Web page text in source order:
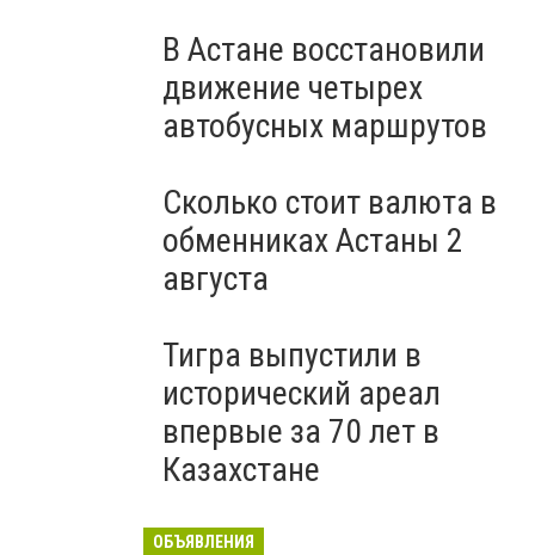
В Астане восстановили
движение четырех
автобусных маршрутов
Сколько стоит валюта в
обменниках Астаны 2
августа
Тигра выпустили в
исторический ареал
впервые за 70 лет в
Казахстане
ОБЪЯВЛЕНИЯ